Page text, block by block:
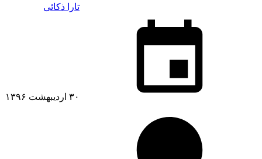
تارا ذکائی
۳۰ اردیبهشت ۱۳۹۶